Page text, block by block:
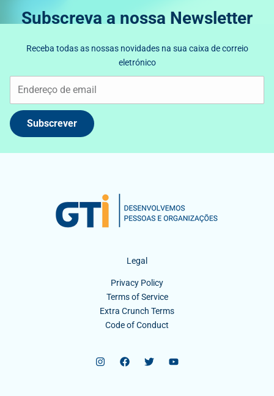
Subscreva a nossa Newsletter
Receba todas as nossas novidades na sua caixa de correio
eletrónico
Subscrever
Legal
Privacy Policy
Terms of Service
Extra Crunch Terms
Code of Conduct